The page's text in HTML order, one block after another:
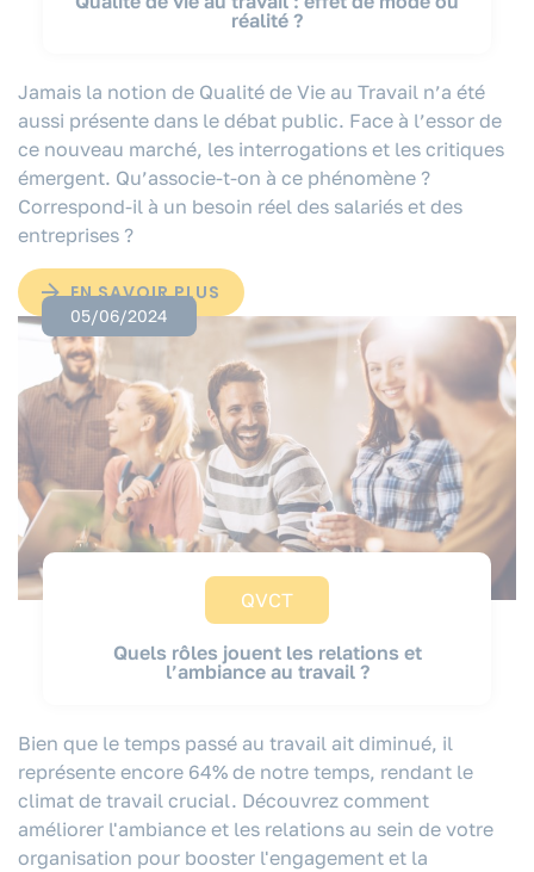
réalité ?
Jamais la notion de Qualité de Vie au Travail n’a été
aussi présente dans le débat public. Face à l’essor de
ce nouveau marché, les interrogations et les critiques
émergent. Qu’associe-t-on à ce phénomène ?
Correspond-il à un besoin réel des salariés et des
entreprises ?
EN SAVOIR PLUS
05/06/2024
QVCT
Quels rôles jouent les relations et
l’ambiance au travail ?
Bien que le temps passé au travail ait diminué, il
représente encore 64% de notre temps, rendant le
climat de travail crucial. Découvrez comment
améliorer l'ambiance et les relations au sein de votre
organisation pour booster l'engagement et la